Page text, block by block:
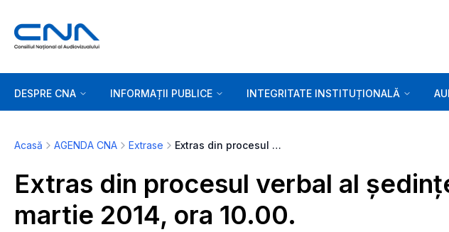
DESPRE CNA INFORMAȚII PUBLICE INTEGRITATE INSTITUȚIONALĂ
Acasă AGENDA CNA Extrase Extras din procesul verbal al ședinței de marți, 11 martie 2014, ora 10.00.
Extras din procesul verbal al
martie 2014, ora 10.00.